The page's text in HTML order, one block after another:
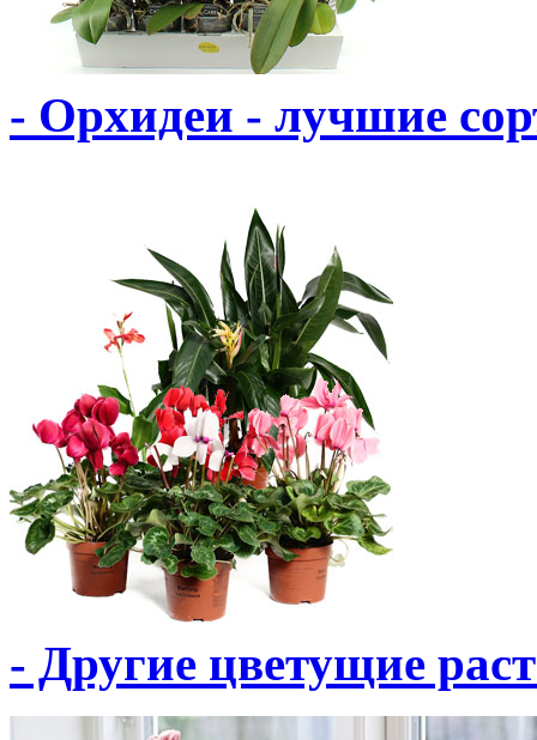
- Орхидеи - лучшие
- Другие цветущие